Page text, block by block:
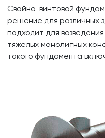
Свайно-винтовой
решение для различных
подходит для
тяжелых монолитных
такого фундамента